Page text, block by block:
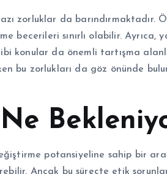
zorluklar da barındırmaktadır.
becerileri sınırlı olabilir. Ayrıca,
konular da önemli tartışma
bu zorlukları da göz önünde
potansiyeline sahip bir
Ancak bu süreçte etik